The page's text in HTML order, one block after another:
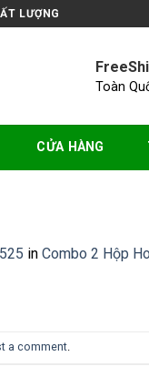
LƯỢNG
Toàn
CỬA HÀNG
in Combo 2 Hộp
a comment